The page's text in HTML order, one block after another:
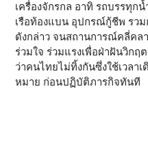
เครื่องจักรกล อาทิ รถบรรทุก
เรือท้องแบน อุปกรณ์กู้ชีพ รว
ดังกล่าว จนสถานการณ์คลี่คล
ร่วมใจ ร่วมแรงเพื่อฝ่าฝันวิก
ว่าคนไทยไม่ทิ้งกันซึ่งใช้เวลา
หมาย ก่อนปฏิบัติภารกิจทันที